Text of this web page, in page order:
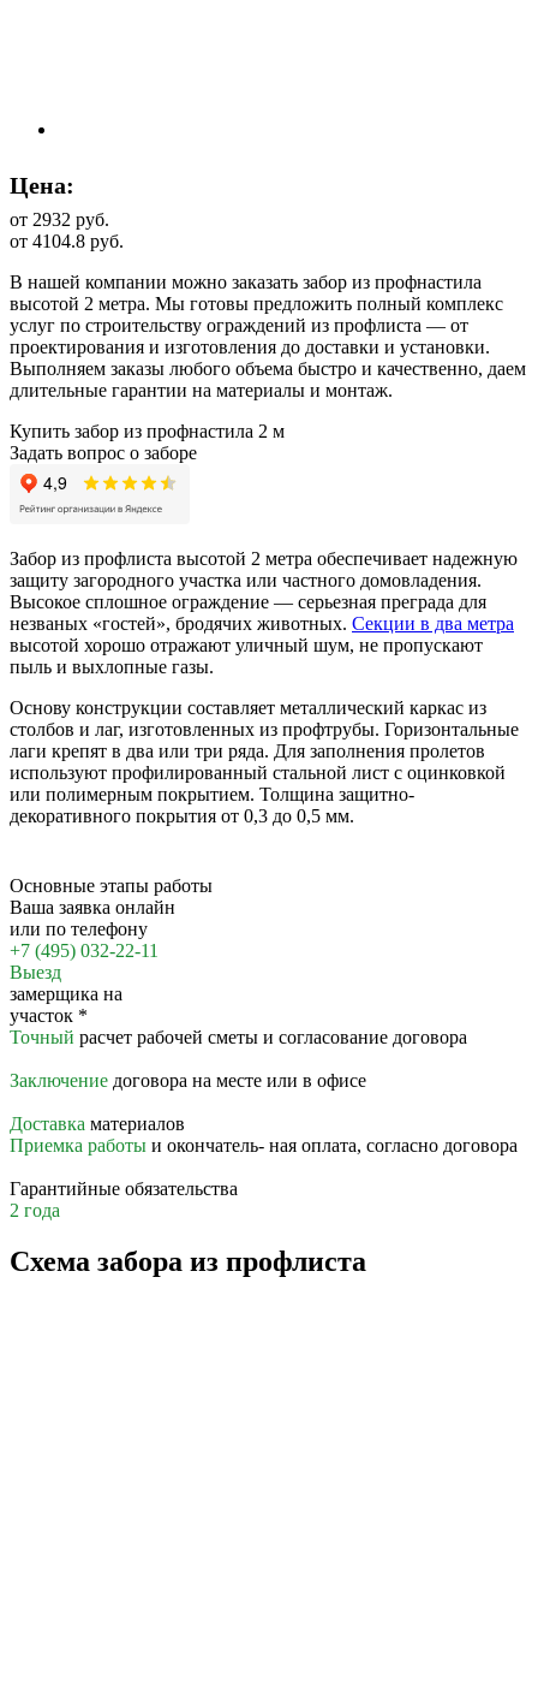
Цена:
от 2932 руб.
от 4104.8 руб.
В нашей компании можно заказать забор из профнастила
высотой 2 метра. Мы готовы предложить полный комплекс
услуг по строительству ограждений из профлиста — от
проектирования и изготовления до доставки и установки.
Выполняем заказы любого объема быстро и качественно, даем
длительные гарантии на материалы и монтаж.
Купить забор из профнастила 2 м
Задать вопрос о заборе
Забор из профлиста высотой 2 метра обеспечивает надежную
защиту загородного участка или частного домовладения.
Высокое сплошное ограждение — серьезная преграда для
незваных «гостей», бродячих животных. Секции в два метра
высотой хорошо отражают уличный шум, не пропускают
пыль и выхлопные газы.
Основу конструкции составляет металлический каркас из
столбов и лаг, изготовленных из профтрубы. Горизонтальные
лаги крепят в два или три ряда. Для заполнения пролетов
используют профилированный стальной лист с оцинковкой
или полимерным покрытием. Толщина защитно-
декоративного покрытия от 0,3 до 0,5 мм.
Основные этапы работы
Ваша заявка онлайн
или по телефону
+7 (495) 032-22-11
Выезд
замерщика на
участок *
Точный расчет рабочей сметы и согласование договора
Заключение договора на месте или в офисе
Доставка материалов
Приемка работы и окончатель- ная оплата, согласно договора
Гарантийные обязательства
2 года
Схема забора из профлиста